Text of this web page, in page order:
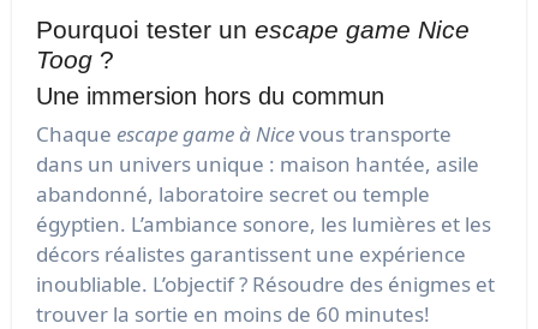
Pourquoi tester un escape game Nice
Toog?
Une immersion hors du commun
Chaque escape game à Nicevous transporte
dans un univers unique : maison hantée, asile
abandonné, laboratoire secret ou temple
égyptien. L’ambiance sonore, les lumières et les
décors réalistes garantissent une expérience
inoubliable. L’objectif ? Résoudre des énigmes et
trouver la sortie en moins de 60 minutes!